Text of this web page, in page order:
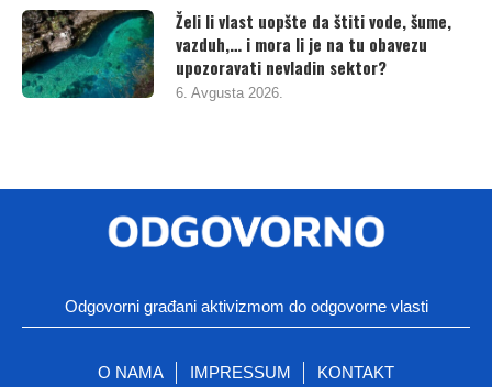
Želi li vlast uopšte da štiti vode, šume,
vazduh,… i mora li je na tu obavezu
upozoravati nevladin sektor?
6. Avgusta 2026.
Odgovorni građani aktivizmom do odgovorne vlasti
O NAMA IMPRESSUM KONTAKT